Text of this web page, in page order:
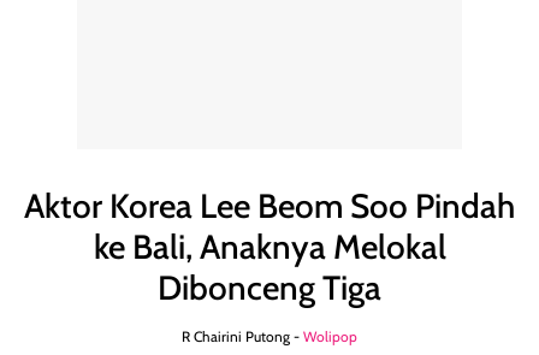
Aktor Korea Lee Beom Soo Pindah
ke Bali, Anaknya Melokal
Dibonceng Tiga
R Chairini Putong - Wolipop